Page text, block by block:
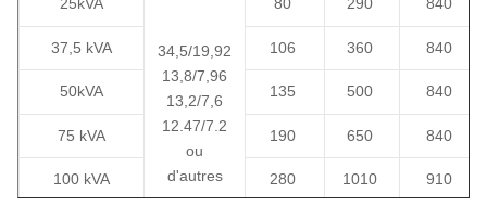
34,5/19,92
13,8/7,96
13,2/7,6
12.47/7.2
ou
d'autres
37,5 kVA 106 360 840
50kVA 135 500 840
75 kVA 190 650 840
100 kVA 280 1010 910